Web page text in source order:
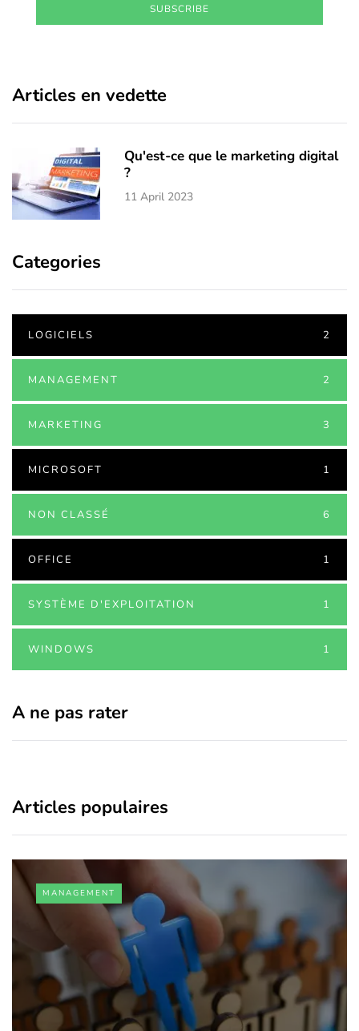
SUBSCRIBE
Articles en vedette
Qu'est-ce que le marketing digital
?
11 April 2023
Categories
LOGICIELS 2
MANAGEMENT 2
MARKETING 3
MICROSOFT 1
NON CLASSÉ 6
OFFICE 1
SYSTÈME D'EXPLOITATION 1
WINDOWS 1
A ne pas rater
Articles populaires
MANAGEMENT